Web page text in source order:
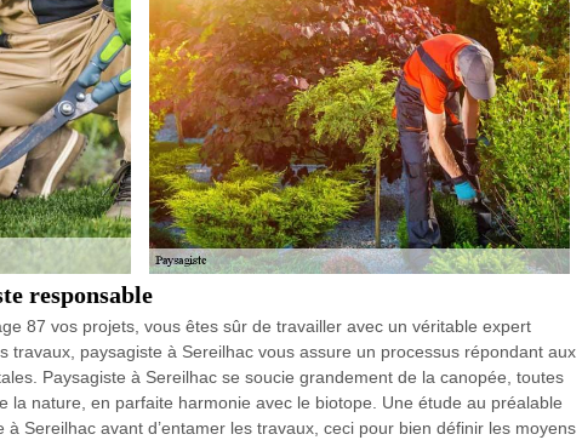
responsable
87 vos projets, vous êtes sûr de travailler avec un véritable expert
travaux, paysagiste à Sereilhac vous assure un processus répondant aux
Paysagiste à Sereilhac se soucie grandement de la canopée, toutes
la nature, en parfaite harmonie avec le biotope. Une étude au préalable
Sereilhac avant d’entamer les travaux, ceci pour bien définir les moyens